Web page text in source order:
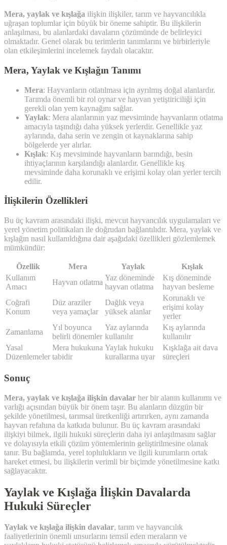
Mera, yaylak ve kışlağa ilişkin ilişkiler, tarım ve hayvancılıkla
uğraşan toplumlar için büyük bir öneme sahiptir. Bu ilişkilerin
anlaşılması, bu alanlardaki davaların çözümünde de belirleyici
olmaktadır. Genel olarak bu terimlerin tanımlarını ve birbirleriyle
olan etkileşimlerini incelemek faydalı olacaktır.
Mera, Yaylak ve Kışlağın Tanımı
Mera: Hayvanların otlatılması için ayrılmış doğal alanlardır.
Tarımda önemli bir rol oynar ve hayvan yetiştiriciliği için
gerekli olan yem kaynağını sağlar.
Yaylak: Mera alanlarının yaz mevsiminde hayvanların otlatma
amacıyla taşındığı daha yüksek yerlerdir. Genellikle yaz
aylarında, daha serin ve zengin ot kaynaklarına sahip
bölgelerde yer alırlar.
Kışlak: Kış mevsiminde hayvanların barındığı, besin
ihtiyaçlarının karşılandığı alanlardır. Genellikle kış
mevsiminde daha korunaklı ve erişimi kolay olan yerler tercih
edilir.
İlişkilerin Özellikleri
Bu üç kavram arasındaki ilişki, mevcut hayvancılık uygulamaları ve
yerel yönetim politikaları ile doğrudan bağlantılıdır. Mera, yaylak ve
kışlağın nasıl kullanıldığına dair aşağıdaki özellikleri gözlemlemek
mümkündür:
Özellik Mera Yaylak
Kışlak
Kullanım
Amacı
Hayvan otlatma
Yaz döneminde
hayvan otlatma
Kış döneminde
hayvan besleme
Coğrafi
Konum
Düz araziler
veya yamaçlar
Dağlık veya
yüksek alanlar
Korunaklı ve
erişimi kolay
yerler
Zamanlama
Yıl boyunca
belirli dönemler
Yaz aylarında
kullanılır
Kış aylarında
kullanılır
Yasal
Düzenlemeler
Mera hukukuna
tabidir
Yaylak hukuku
kurallarına uyar
Kışklağa ait dava
süreçleri
Sonuç
Mera, yaylak ve kışlağa ilişkin davalar her bir alanın kullanımı ve
varlığı açısından büyük bir önem taşır. Bu alanların düzgün bir
şekilde yönetilmesi, tarımsal üretkenliği artırırken, aynı zamanda
hayvan refahına da katkıda bulunur. Bu üç kavram arasındaki
ilişkiyi bilmek, ilgili hukuki süreçlerin daha iyi anlaşılmasını sağlar
ve dolayısıyla etkili çözüm yöntemlerinin geliştirilmesine olanak
tanır. Bu bağlamda, yerel toplulukların ve ilgili kurumların ortak
hareket etmesi, bu ilişkilerin verimli bir biçimde yönetilmesine katkı
sağlayacaktır.
Yaylak ve Kışlağa İlişkin Davalarda
Hukuki Süreçler
Yaylak ve kışlağa ilişkin davalar, tarım ve hayvancılık
faaliyetlerinin önemli unsurlarını temsil eden meraların ve